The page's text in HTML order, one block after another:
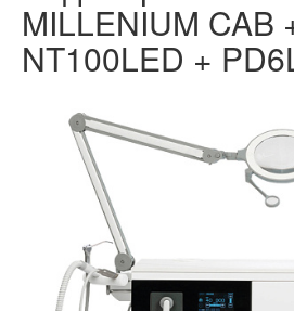
MILLENIUM CAB
NT100LED +